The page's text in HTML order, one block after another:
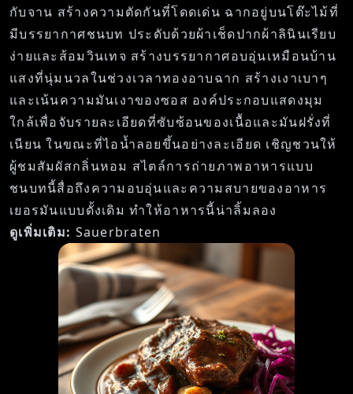
กับจาน สร้างความตัดกันที่โดดเด่น ฉากอยู่บนโต๊ะไม้ที่
มีบรรยากาศชนบท ประดับด้วยผ้าเช็ดปากผ้าลินินเรียบ
ง่ายและส้อมวินเทจ สร้างบรรยากาศอบอุ่นเหมือนบ้าน
แสงที่นุ่มนวลในช่วงเวลาทองอาบฉาก สร้างเงาเบาๆ
และเน้นความมันเงาของซอส องค์ประกอบแสดงมุม
ใกล้เพื่อจับรายละเอียดที่ซับซ้อนของเนื้อและมันฝรั่งที่
เนียน ในขณะที่ไอน้ำลอยขึ้นอย่างละเอียด เชิญชวนให้
ผู้ชมสัมผัสกลิ่นหอม สไตล์การถ่ายภาพอาหารแบบ
ชนบทนี้สื่อถึงความอบอุ่นและความสบายของอาหาร
เยอรมันแบบดั้งเดิม ทำให้อาหารนี้น่าลิ้มลอง
ดูเพิ่มเติม: Sauerbraten